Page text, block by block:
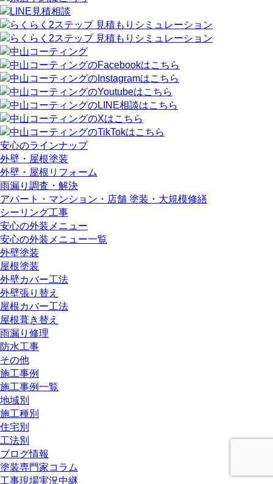
安心のラインナップ
外壁・屋根塗装
外壁・屋根リフォーム
雨漏り調査・解決
アパート・マンション・店舗 塗装・大規模修繕
シーリング工事
安心の外装メニュー
安心の外装メニュー一覧
外壁塗装
屋根塗装
外壁カバー工法
外壁張り替え
屋根カバー工法
屋根葺き替え
雨漏り修理
防水工事
その他
施工事例
施工事例一覧
地域別
施工種別
住宅別
工法別
ブログ情報
塗装専門家コラム
工事現場実況中継